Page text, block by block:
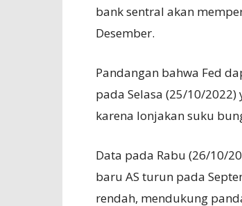
bank sentral akan
Desember.
Pandangan bahwa Fed
pada Selasa (25/10/
karena lonjakan suku
Data pada Rabu (26/10/
baru AS turun pada
rendah, mendukung